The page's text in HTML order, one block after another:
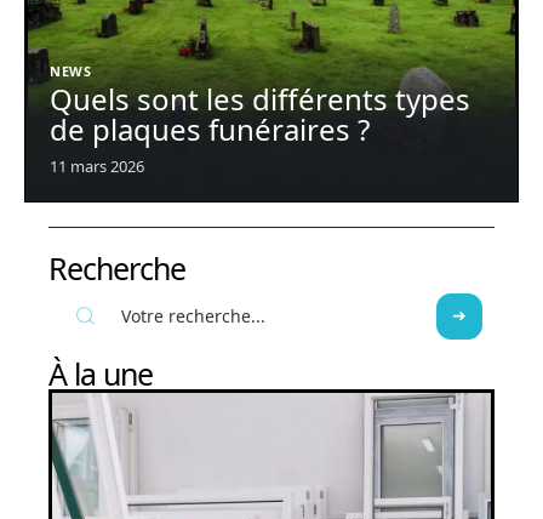
NEWS
Quels sont les différents types
de plaques funéraires ?
11 mars 2026
Recherche
À la une